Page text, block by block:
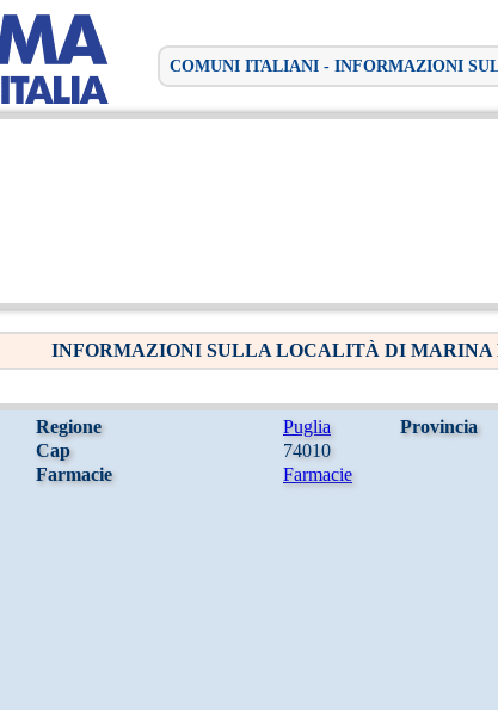
COMUNI ITALIANI - INFORMAZIONI
INFORMAZIONI SULLA LOCALITÀ DI MARINA
Regione Puglia Provincia
Cap
74010
Farmacie
Farmacie